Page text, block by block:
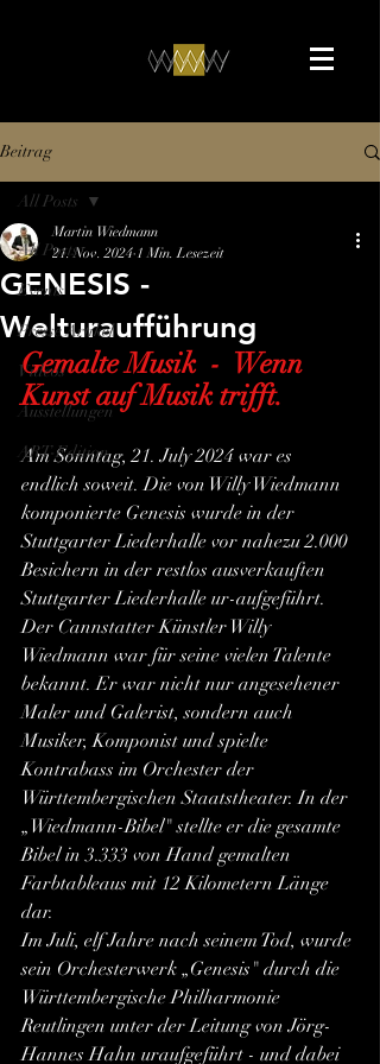
Beitrag
All Posts
Events
Presse Artikel
Videos
Ausstellungen
ART-Edition
All Posts
GENESIS -
Welturaufführung
Martin Wiedmann
21. Nov. 2024 1 Min. Lesezeit
Gemalte Musik  -  Wenn
Kunst auf Musik trifft.
Am Sonntag, 21. July 2024 war es
endlich soweit. Die von Willy Wiedmann
komponierte Genesis wurde in der
Stuttgarter Liederhalle vor nahezu 2.000
Besichern in der restlos ausverkauften
Stuttgarter Liederhalle ur-aufgeführt.
Der Cannstatter Künstler Willy
Wiedmann war für seine vielen Talente
bekannt. Er war nicht nur angesehener
Maler und Galerist, sondern auch
Musiker, Komponist und spielte
Kontrabass im Orchester der
Württembergischen Staatstheater. In der
„Wiedmann-Bibel" stellte er die gesamte
Bibel in 3.333 von Hand gemalten
Farbtableaus mit 12 Kilometern Länge
dar.
Im Juli, elf Jahre nach seinem Tod, wurde
sein Orchesterwerk „Genesis" durch die
Württembergische Philharmonie
Reutlingen unter der Leitung von Jörg-
Hannes Hahn uraufgeführt - und dabei